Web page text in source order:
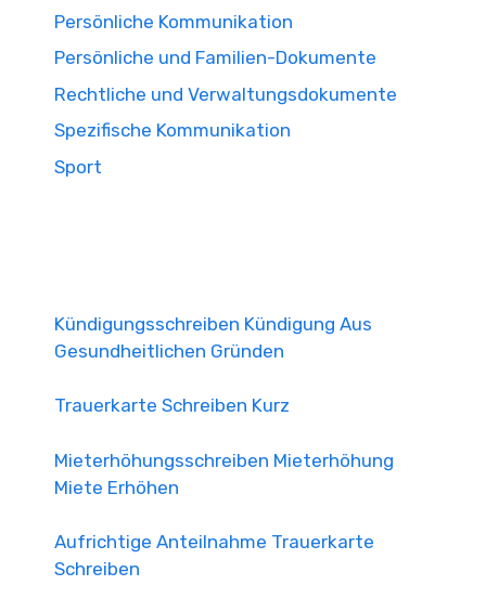
Persönliche Kommunikation
Persönliche und Familien-Dokumente
Rechtliche und Verwaltungsdokumente
Spezifische Kommunikation
Sport
Kündigungsschreiben Kündigung Aus
Gesundheitlichen Gründen
Trauerkarte Schreiben Kurz
Mieterhöhungsschreiben Mieterhöhung
Miete Erhöhen
Aufrichtige Anteilnahme Trauerkarte
Schreiben